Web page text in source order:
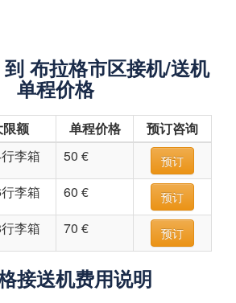
布拉格市区接机/送机
单程价格
额 单程价格
预订咨询
李箱 50 € 预订
李箱 60 € 预订
李箱 70 € 预订
接送机费用说明